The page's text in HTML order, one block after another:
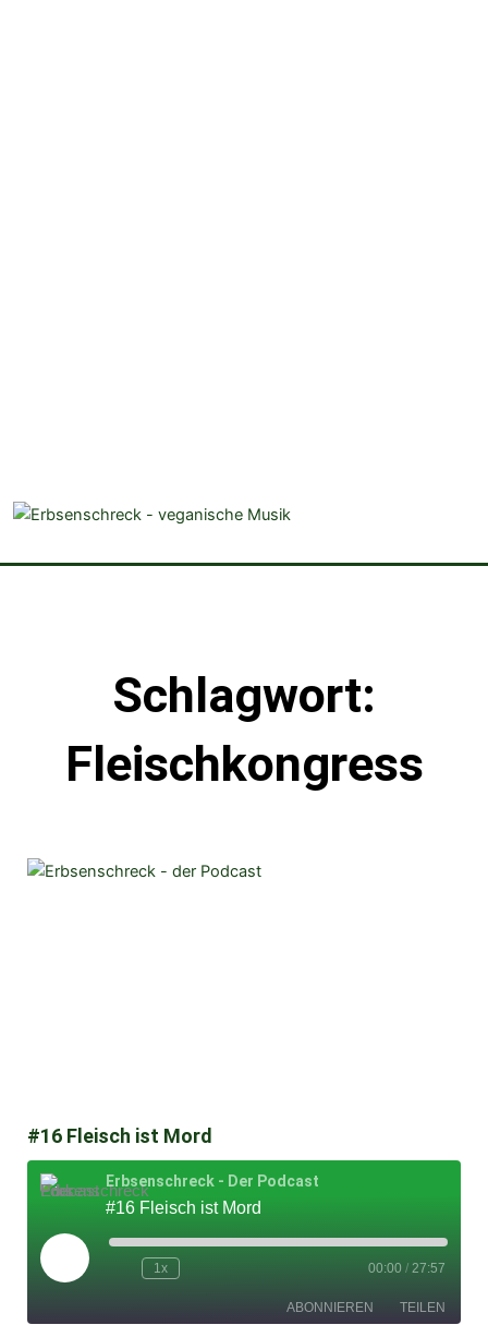
Schlagwort:
Fleischkongress
#16 Fleisch ist Mord
Erbsenschreck - Der Podcast
#16 Fleisch ist Mord
Play
Episode
1x 00:00 / 27:57
ABONNIEREN TEILEN